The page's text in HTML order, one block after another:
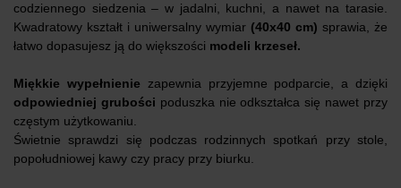
codziennego siedzenia – w jadalni, kuchni, a nawet na tarasie.
Kwadratowy kształt i uniwersalny wymiar (40x40 cm) sprawia, że
łatwo dopasujesz ją do większości modeli krzeseł.
Miękkie wypełnienie zapewnia przyjemne podparcie, a dzięki
odpowiedniej grubości poduszka nie odkształca się nawet przy
częstym użytkowaniu.
Świetnie sprawdzi się podczas rodzinnych spotkań przy stole,
popołudniowej kawy czy pracy przy biurku.